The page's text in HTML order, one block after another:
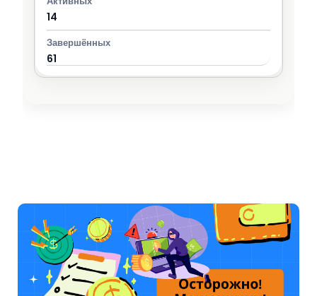
14
61